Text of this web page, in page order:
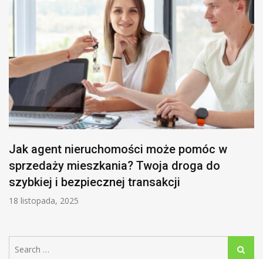
Jak agent nieruchomości może pomóc w
sprzedaży mieszkania? Twoja droga do
szybkiej i bezpiecznej transakcji
18 listopada, 2025
for:
Search